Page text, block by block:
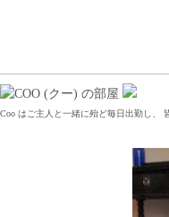
Coo はご主人と一緒に殆ど毎日出勤し、